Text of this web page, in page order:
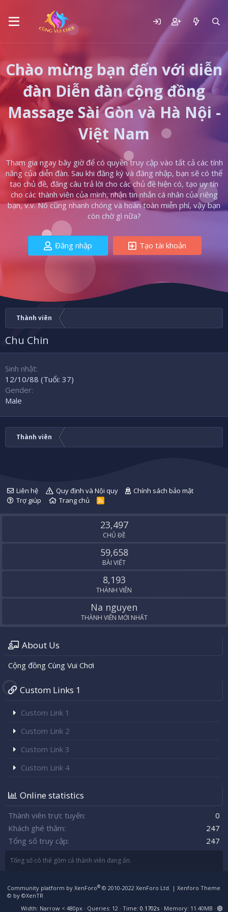
Chào mừng bạn đến với diễn
đàn Diễn đàn cộng đồng
Massage Sài Gòn và Hà Nội -
Việt Nam
Tham gia ngay bây giờ để có quyền truy cập vào tất cả các tính
năng của diễn đàn. Sau khi đăng ký và đăng nhập, bạn sẽ có thể
tạo chủ đề, đăng câu trả lời cho các chủ đề hiện có, tạo uy tín
cho các thành viên của mình, nhận tin nhắn cá nhân của riêng
bạn, v.v. Nó cũng nhanh chóng và hoàn toàn miễn phí, vậy bạn
còn chờ gì nữa?
Đăng nhập Tạo tài khoản
Thành viên
Chu Chin
Sinh nhật
12/10/88 (Tuổi: 37)
Gender
Male
Thành viên
Liên hệ Quy định và Nội quy
Chính sách bảo mật
Trợ giúp
Trang chủ
R
S
23,497
CHỦ ĐỀ
59,658
BÀI VIẾT
8,193
THÀNH VIÊN
Na nguyen
THÀNH VIÊN MỚI NHẤT
About Us
Cộng đồng Cùng Vui Chơi
Custom Links 1
Custom Link 1
Custom Link 2
Custom Link 3
Custom Link 4
Online statistics
Thành viên trực tuyến
0
Khách ghé thăm
247
Tổng số truy cập
247
Tổng số có thể gồm cả thành viên đang ẩn.
Community platform by XenForo® © 2010-2022 XenForo Ltd. | Xenforo Theme
© by ©XenTR
Width
Queries 12 Time 0.1702s Memory 11.40MB